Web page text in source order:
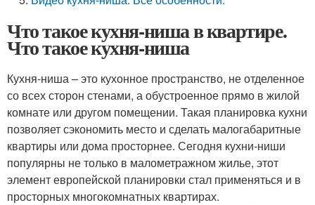
Что такое кухня-ниша в квартире.
Что такое кухня-ниша
Кухня-ниша – это кухонное пространство, не отделенное
со всех сторон стенами, а обустроенное прямо в жилой
комнате или другом помещении. Такая планировка кухни
позволяет сэкономить место и сделать малогабаритные
квартиры или дома просторнее. Сегодня кухни-ниши
популярны не только в малометражном жилье, этот
элемент европейской планировки стал применяться и в
просторных многокомнатных квартирах.